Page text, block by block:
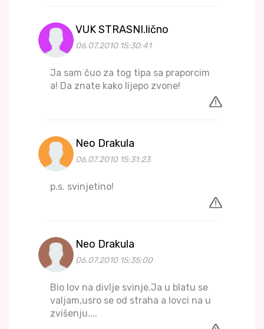
VUK STRASNI.lično
06.07.2010 15:30:41
Ja sam čuo za tog tipa sa praporcim
a! Da znate kako lijepo zvone!
Neo Drakula
06.07.2010 15:31:23
p.s. svinjetino!
Neo Drakula
06.07.2010 15:35:00
Bio lov na divlje svinje.Ja u blatu se
valjam,usro se od straha a lovci na u
zvišenju....